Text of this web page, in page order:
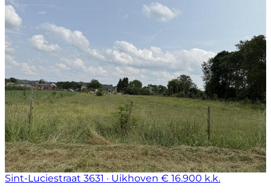
Sint-Luciestraat 3631 · Uikhoven € 16.900 k.k.